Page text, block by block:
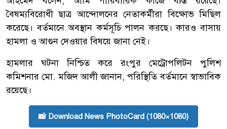
বৈষম্যবিরোধী ছাত্র আন্দোলনের নেতাকর্মীরা বিক্ষোভ মিছিল
করেছে। বর্তমানে অবস্থান কর্মসূচি পালন করছে। কারও বাসায়
হামলা ও আগুন দেওয়ার বিষয়ে জানা নেই।
হামলার ঘটনা নিশ্চিত করে রংপুর মেট্রোপলিটন পুলিশ
কমিশনার মো. মজিদ আলী জানান, পরিস্থিতি বর্তমানে স্বাভাবিক
রয়েছে।
📸 Download News PhotoCard (1080×1080)